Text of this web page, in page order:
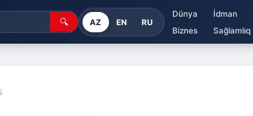
🔍 AZ EN RU
Dünya İdman
Biznes
Sağlamlıq